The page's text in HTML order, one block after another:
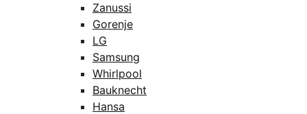
Zanussi
Gorenje
LG
Samsung
Whirlpool
Bauknecht
Hansa